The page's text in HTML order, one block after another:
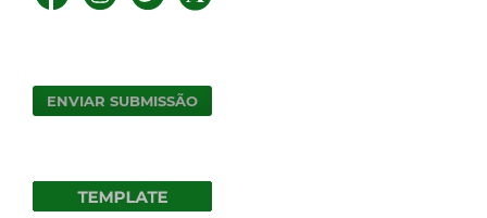
ENVIAR SUBMISSÃO